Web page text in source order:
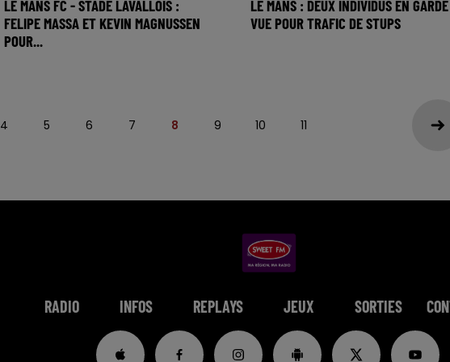
LE MANS FC - STADE LAVALLOIS :
FELIPE MASSA ET KEVIN MAGNUSSEN
POUR...
LE MANS : DEUX INDIVIDUS EN
VUE POUR TRAFIC DE STUPS
4 5 6 7 8 9 10 11
RADIO INFOS REPLAYS JEUX SORTIES